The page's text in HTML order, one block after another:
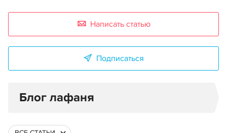
Написать статью
Подписаться
Блог лафаня